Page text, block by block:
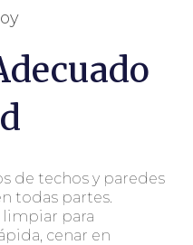
de techos y paredes
todas partes.
limpiar para
cenar en